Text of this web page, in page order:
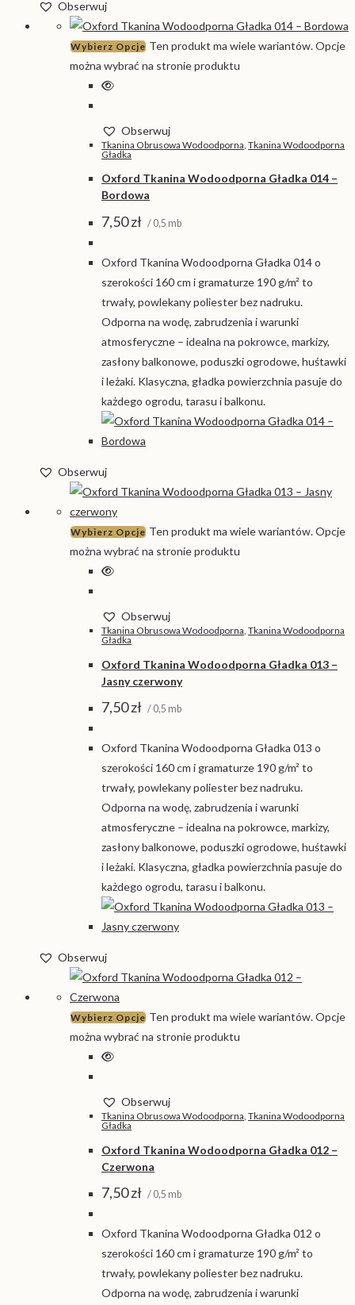
Obserwuj
Wybierz Opcje Ten produkt ma wiele wariantów. Opcje
można wybrać na stronie produktu
Obserwuj
Tkanina Obrusowa Wodoodporna Tkanina Wodoodporna
Gładka
Oxford Tkanina Wodoodporna Gładka 014 –
Bordowa
7,50zł / 0,5 mb
Oxford Tkanina Wodoodporna Gładka 014 o
szerokości 160 cm i gramaturze 190 g/m² to
trwały, powlekany poliester bez nadruku.
Odporna na wodę, zabrudzenia i warunki
atmosferyczne – idealna na pokrowce, markizy,
zasłony balkonowe, poduszki ogrodowe, huśtawki
i leżaki. Klasyczna, gładka powierzchnia pasuje do
każdego ogrodu, tarasu i balkonu.
Obserwuj
Wybierz Opcje Ten produkt ma wiele wariantów. Opcje
można wybrać na stronie produktu
Obserwuj
Tkanina Obrusowa Wodoodporna Tkanina Wodoodporna
Gładka
Oxford Tkanina Wodoodporna Gładka 013 –
Jasny czerwony
7,50zł / 0,5 mb
Oxford Tkanina Wodoodporna Gładka 013 o
szerokości 160 cm i gramaturze 190 g/m² to
trwały, powlekany poliester bez nadruku.
Odporna na wodę, zabrudzenia i warunki
atmosferyczne – idealna na pokrowce, markizy,
zasłony balkonowe, poduszki ogrodowe, huśtawki
i leżaki. Klasyczna, gładka powierzchnia pasuje do
każdego ogrodu, tarasu i balkonu.
Obserwuj
Wybierz Opcje Ten produkt ma wiele wariantów. Opcje
można wybrać na stronie produktu
Obserwuj
Tkanina Obrusowa Wodoodporna, Tkanina Wodoodporna
Gładka
Oxford Tkanina Wodoodporna Gładka 012 –
Czerwona
7,50zł / 0,5 mb
Oxford Tkanina Wodoodporna Gładka 012 o
szerokości 160 cm i gramaturze 190 g/m² to
trwały, powlekany poliester bez nadruku.
Odporna na wodę, zabrudzenia i warunki